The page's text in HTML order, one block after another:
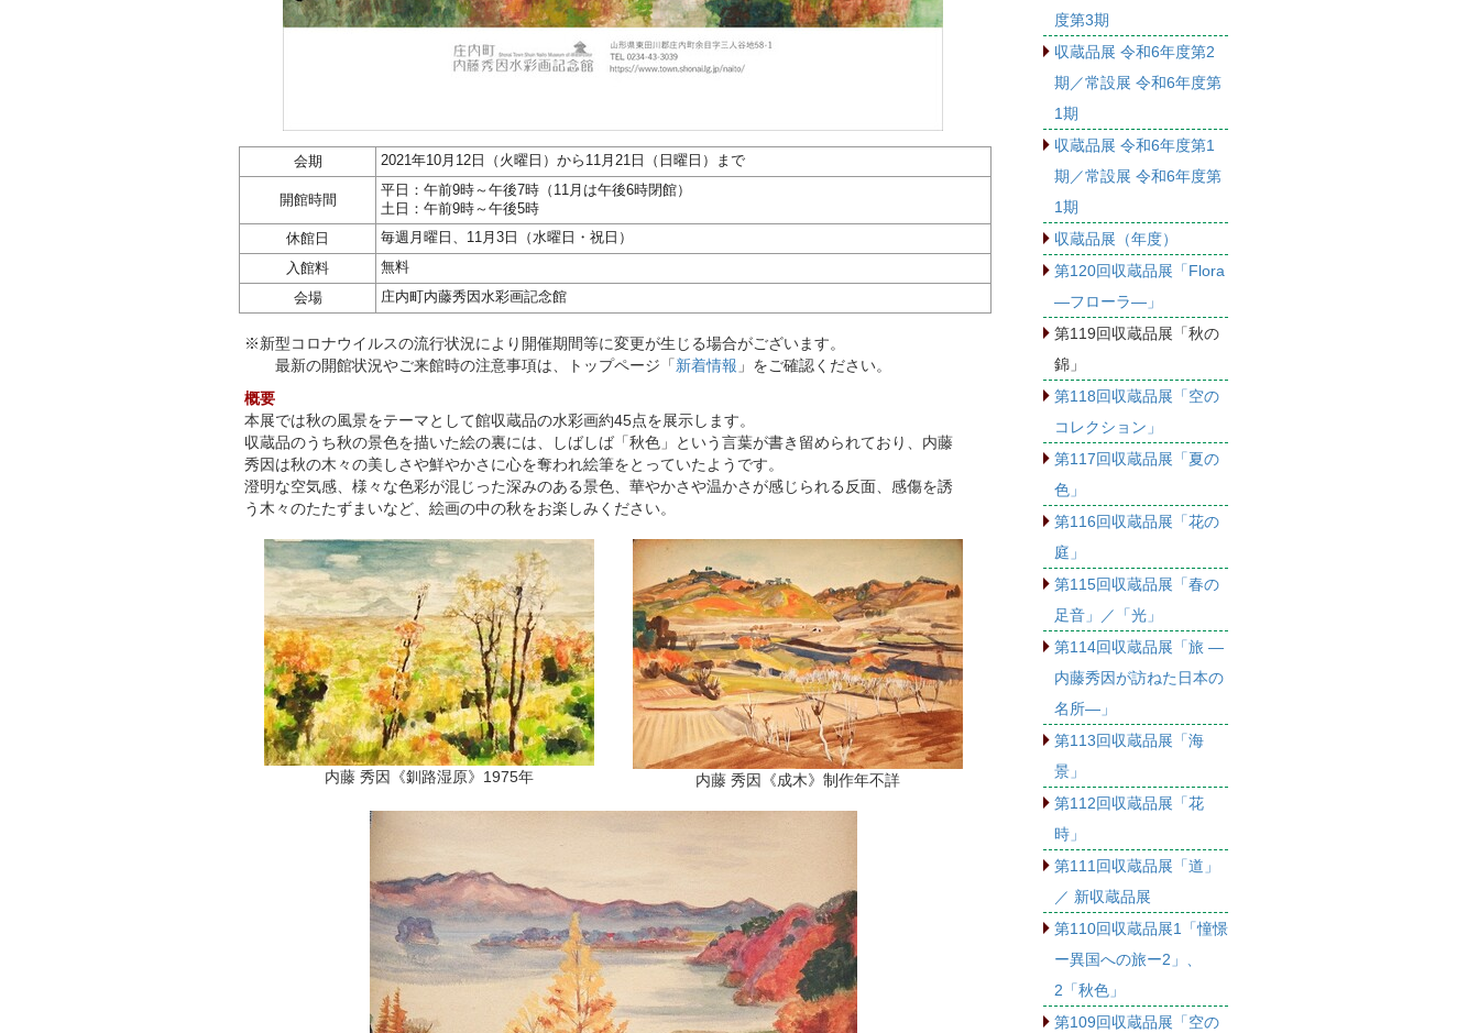
会期 2021年10月12日（火曜日）から11月21日（日曜日）まで
開館時間
平日：午前9時～午後7時（11月は午後6時閉館）
土日：午前9時～午後5時
休館日
毎週月曜日、11月3日（水曜日・祝日）
入館料
無料
会場
庄内町内藤秀因水彩画記念館
※新型コロナウイルスの流行状況により開催期間等に変更が生じる場合がございます。
最新の開館状況やご来館時の注意事項は、トップページ「新着情報 」をご確認ください。
概要
本展では秋の風景をテーマとして館収蔵品の水彩画約45点を展示します。
収蔵品のうち秋の景色を描いた絵の裏には、しばしば「秋色」という言葉が書き留められており、内藤
秀因は秋の木々の美しさや鮮やかさに心を奪われ絵筆をとっていたようです。
澄明な空気感、様々な色彩が混じった深みのある景色、華やかさや温かさが感じられる反面、感傷を誘
う木々のたたずまいなど、絵画の中の秋をお楽しみください。
内藤 秀因《釧路湿原》1975年 内藤 秀因《成木》制作年不詳
度第3期
収蔵品展 令和6年度第2
期／常設展 令和6年度第
1期
収蔵品展 令和6年度第1
期／常設展 令和6年度第
1期
収蔵品展（年度）
第120回収蔵品展「Flora
―フローラ―」
第119回収蔵品展「秋の
錦」
第118回収蔵品展「空の
コレクション」
第117回収蔵品展「夏の
色」
第116回収蔵品展「花の
庭」
第115回収蔵品展「春の
足音」／「光」
第114回収蔵品展「旅 ―
内藤秀因が訪ねた日本の
名所―」
第113回収蔵品展「海
景」
第112回収蔵品展「花
時」
第111回収蔵品展「道」
／ 新収蔵品展
第110回収蔵品展1「憧憬
ー異国への旅ー2」、
2「秋色」
第109回収蔵品展「空の